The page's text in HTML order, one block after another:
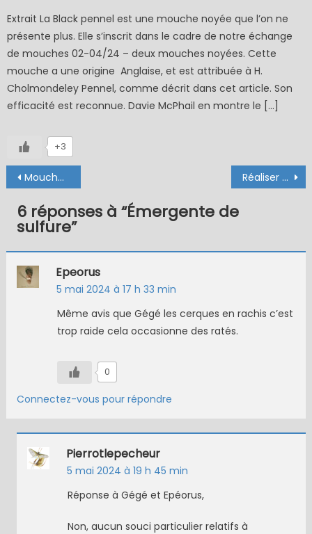
Extrait La Black pennel est une mouche noyée que l’on ne
présente plus. Elle s’inscrit dans le cadre de notre échange
de mouches 02-04/24 – deux mouches noyées. Cette
mouche a une origine Anglaise, et est attribuée à H.
Cholmondeley Pennel, comme décrit dans cet article. Son
efficacité est reconnue. Davie McPhail en montre le […]
+3
Navigation
de
l’article
Mouches à truite de mer Réaliser une collerette (sèche et emergente)
6 réponses à “Émergente de
sulfure”
Epeorus
5 mai 2024 à 17 h 33 min
Même avis que Gégé les cerques en rachis c’est
trop raide cela occasionne des ratés.
0
Connectez-vous pour répondre
Pierrotlepecheur
5 mai 2024 à 19 h 45 min
Réponse à Gégé et Epéorus,
Non, aucun souci particulier relatifs à